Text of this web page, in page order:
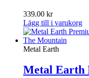
339.00 kr
Lägg till i varukorg
Metal Earth
Metal Earth